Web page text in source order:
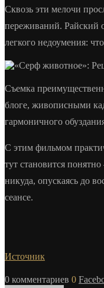
Сквозь эти мелочи
переживаний. Райский
легкого недоумения:
Съемка
блоге, живописными
гармоничного
С этим фильмом
тут становится
никуда, опускаясь до
сеансе.
Источник
0 комментариев 0